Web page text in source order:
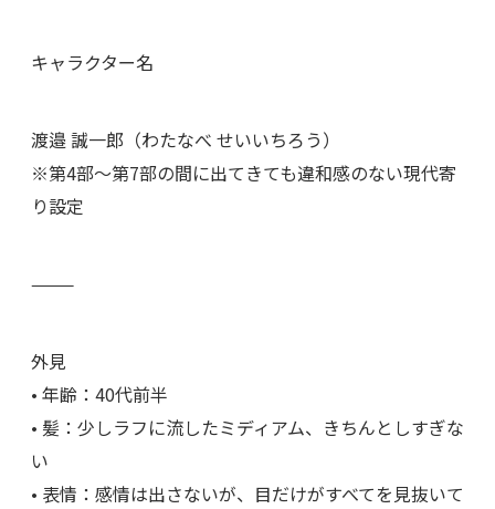
キャラクター名
渡邉 誠一郎（わたなべ せいいちろう）
※第4部〜第7部の間に出てきても違和感のない現代寄
り設定
⸻
外見
• 年齢：40代前半
• 髪：少しラフに流したミディアム、きちんとしすぎな
い
• 表情：感情は出さないが、目だけがすべてを見抜いて